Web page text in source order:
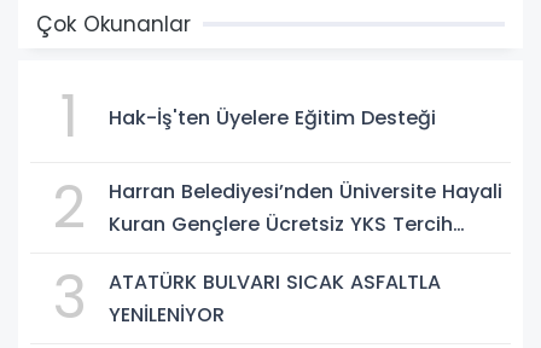
Çok Okunanlar
1 Hak-İş'ten Üyelere Eğitim Desteği
2
Harran Belediyesi’nden Üniversite Hayali
Kuran Gençlere Ücretsiz YKS Tercih
3
ATATÜRK BULVARI SICAK ASFALTLA
YENİLENİYOR